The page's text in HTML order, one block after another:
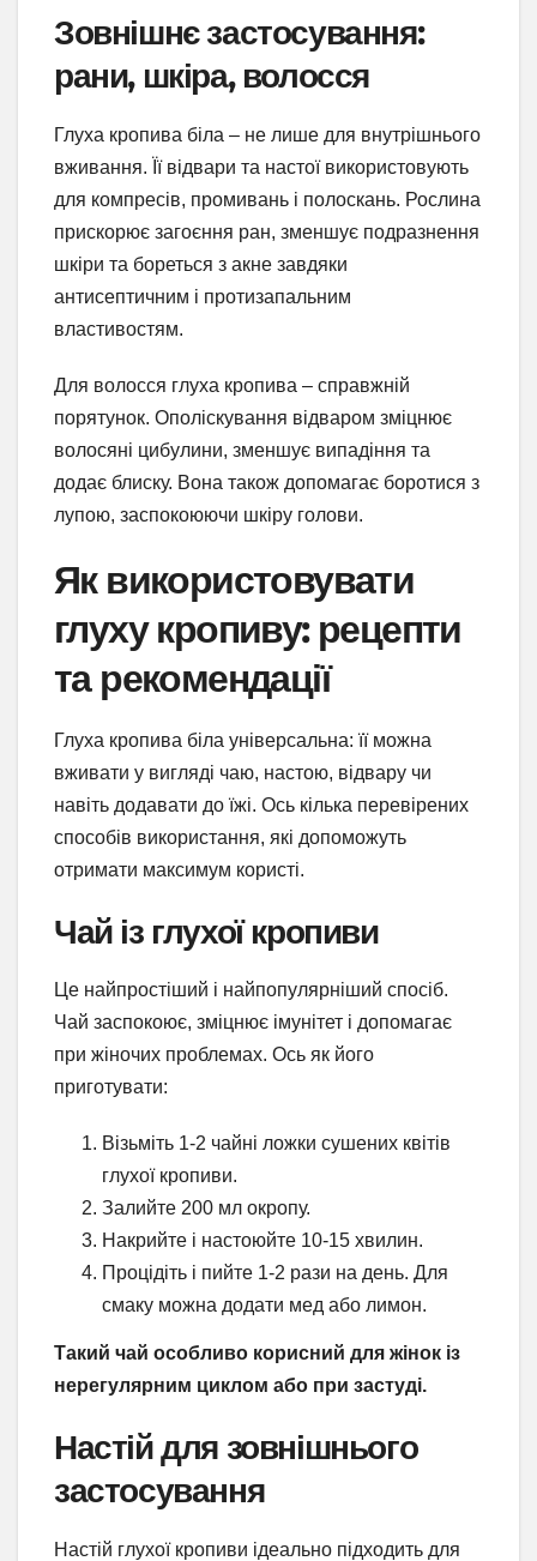
Зовнішнє застосування:
рани, шкіра, волосся
Глуха кропива біла – не лише для внутрішнього
вживання. Її відвари та настої використовують
для компресів, промивань і полоскань. Рослина
прискорює загоєння ран, зменшує подразнення
шкіри та бореться з акне завдяки
антисептичним і протизапальним
властивостям.
Для волосся глуха кропива – справжній
порятунок. Ополіскування відваром зміцнює
волосяні цибулини, зменшує випадіння та
додає блиску. Вона також допомагає боротися з
лупою, заспокоюючи шкіру голови.
Як використовувати
глуху кропиву: рецепти
та рекомендації
Глуха кропива біла універсальна: її можна
вживати у вигляді чаю, настою, відвару чи
навіть додавати до їжі. Ось кілька перевірених
способів використання, які допоможуть
отримати максимум користі.
Чай із глухої кропиви
Це найпростіший і найпопулярніший спосіб.
Чай заспокоює, зміцнює імунітет і допомагає
при жіночих проблемах. Ось як його
приготувати:
Візьміть 1-2 чайні ложки сушених квітів
глухої кропиви.
Залийте 200 мл окропу.
Накрийте і настоюйте 10-15 хвилин.
Процідіть і пийте 1-2 рази на день. Для
смаку можна додати мед або лимон.
Такий чай особливо корисний для жінок із
нерегулярним циклом або при застуді.
Настій для зовнішнього
застосування
Настій глухої кропиви ідеально підходить для